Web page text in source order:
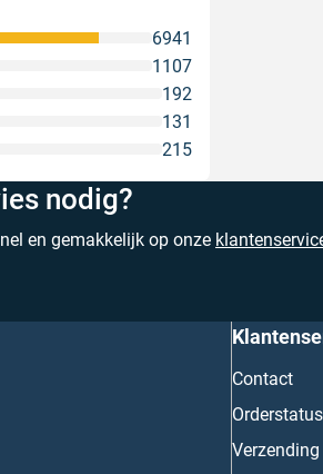
215
131
192
1107
6941
nodig?
en gemakkelijk op onze
Contact
Orderstatus